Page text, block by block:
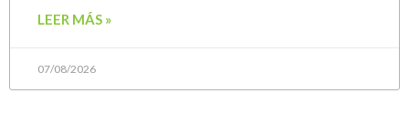
LEER MÁS »
07/08/2026